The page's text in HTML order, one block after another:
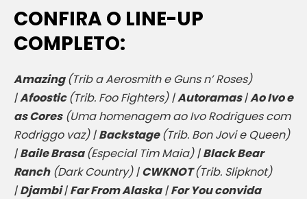
CONFIRA O LINE-UP
COMPLETO:
Amazing(Trib a Aerosmith e Guns n’ Roses)
|Afoostic(Trib. Foo Fighters) |Autoramas|Ao Ivo e
as Cores(Uma homenagem ao Ivo Rodrigues com
Rodriggo vaz) |Backstage(Trib. Bon Jovi e Queen)
|Baile Brasa(Especial Tim Maia) |Black Bear
Ranch(Dark Country) |CWKNOT(Trib. Slipknot)
|Djambi|Far From Alaska|For You convida